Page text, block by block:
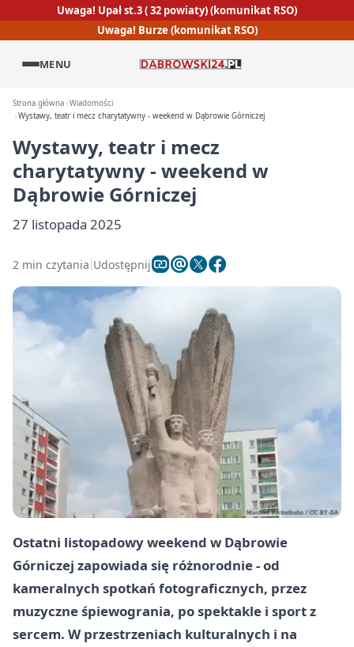
Uwaga! Upał st.3 ( 32 powiaty) (komunikat RSO)
Uwaga! Burze (komunikat RSO)
MENU
Strona główna Wiadomości
Wystawy, teatr i mecz charytatywny - weekend w Dąbrowie Górniczej
Wystawy, teatr i mecz
charytatywny - weekend w
Dąbrowie Górniczej
27 listopada 2025
2 min czytania Udostępnij
Ostatni listopadowy weekend w Dąbrowie
Górniczej zapowiada się różnorodnie - od
kameralnych spotkań fotograficznych, przez
muzyczne śpiewogrania, po spektakle i sport z
sercem. W przestrzeniach kulturalnych i na